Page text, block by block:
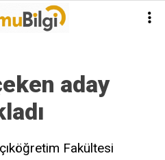
aday
Fakültesi